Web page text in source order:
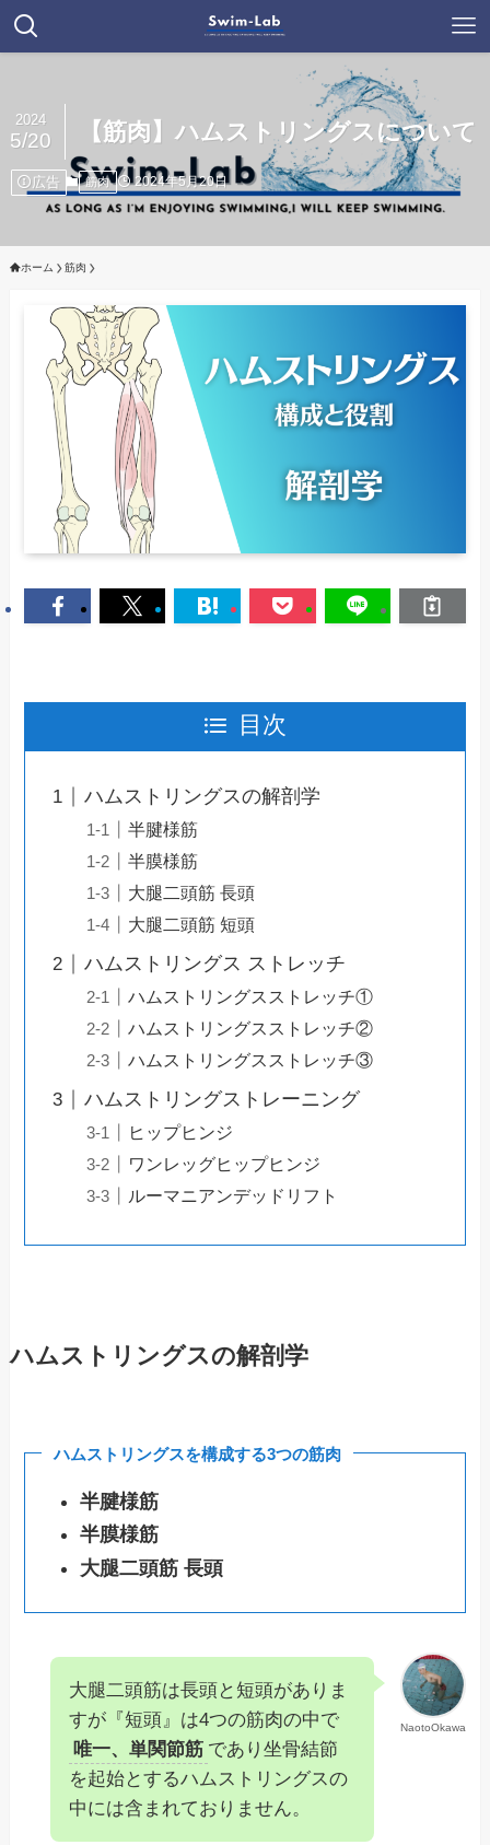
【筋肉】ハムストリングスについて
2024
5/20
広告 筋肉 2024年5月20日
ホーム 筋肉
目次
ハムストリングスの解剖学
半腱様筋
半膜様筋
大腿二頭筋 長頭
大腿二頭筋 短頭
ハムストリングス ストレッチ
ハムストリングスストレッチ①
ハムストリングスストレッチ②
ハムストリングスストレッチ③
ハムストリングストレーニング
ヒップヒンジ
ワンレッグヒップヒンジ
ルーマニアンデッドリフト
ハムストリングスの解剖学
ハムストリングスを構成する3つの筋肉
半腱様筋
半膜様筋
大腿二頭筋 長頭
NaotoOkawa
大腿二頭筋は長頭と短頭がありま
すが『短頭』は4つの筋肉の中で
唯一、単関節筋 であり坐骨結節
を起始とするハムストリングスの
中には含まれておりません。